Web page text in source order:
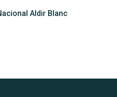
Aldir Blanc